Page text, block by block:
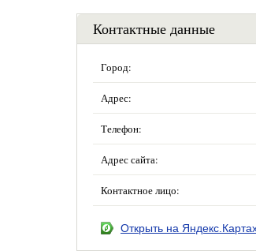
Контактные данные
Город:
Адрес:
Телефон:
Адрес сайта:
Контактное лицо:
Открыть на